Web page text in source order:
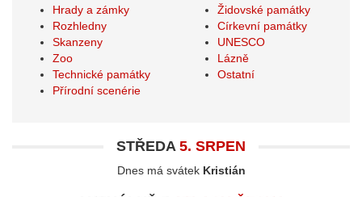
Hrady a zámky
Rozhledny
Skanzeny
Zoo
Technické památky
Přírodní scenérie
Židovské památky
Církevní památky
UNESCO
Lázně
Ostatní
STŘEDA 5. SRPEN
Dnes má svátek Kristián